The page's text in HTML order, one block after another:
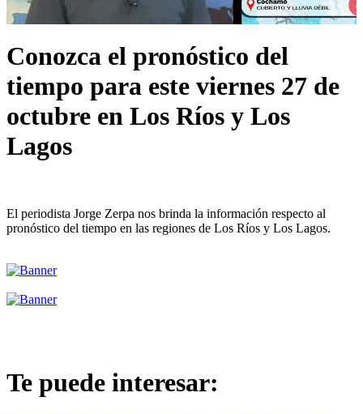
Conozca el pronóstico del
tiempo para este viernes 27 de
octubre en Los Ríos y Los
Lagos
El periodista Jorge Zerpa nos brinda la información respecto al
pronóstico del tiempo en las regiones de Los Ríos y Los Lagos.
Te puede interesar: